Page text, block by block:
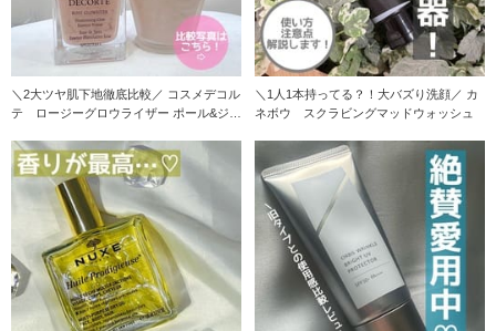
＼2大ツヤ肌下地徹底比較／ コスメデコル
テ ロージーグロウライザー ポール&ジョ
＼1人1本持ってる？！大バズり洗顔／ カ
ネボウ スクラビングマッドウォッシュ